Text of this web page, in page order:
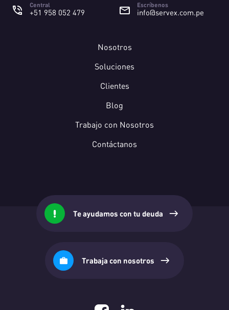
Central
+51 958 052 479
Escríbenos
info@servex.com.pe
Nosotros
Soluciones
Clientes
Blog
Trabajo con Nosotros
Contáctanos
Te ayudamos con tu deuda
Trabaja con nosotros